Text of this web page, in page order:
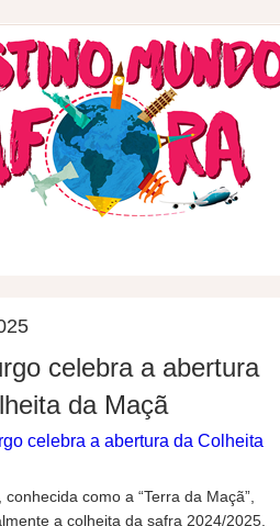
celebra a abertura
da Maçã
como a “Terra da Maçã”,
a colheita da safra 2024/2025.